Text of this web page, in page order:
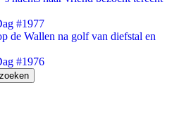
#1977
de Wallen na golf van diefstal en
#1976